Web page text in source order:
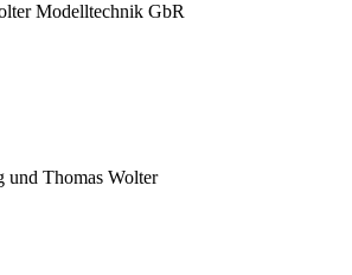
Modelltechnik GbR
und Thomas Wolter